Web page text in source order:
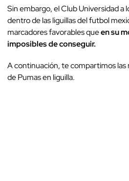
Sin embargo, el Club Universidad a
dentro de las liguillas del futbol
marcadores favorables queen su
imposibles de conseguir.
A continuación, te compartimos
de Pumas en liguilla.